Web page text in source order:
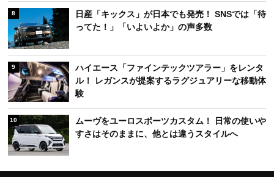
8
日産「キックス」が日本でも発売！ SNSでは「待
ってた！」「いよいよか」の声多数
9
ハイエース「ファインテックツアラー」をレンタ
ル！ レガンスが提案するラグジュアリーな移動体
験
10
ムーヴをユーロスポーツカスタム！ 日常の使いや
すさはそのままに、他とは違うスタイルへ